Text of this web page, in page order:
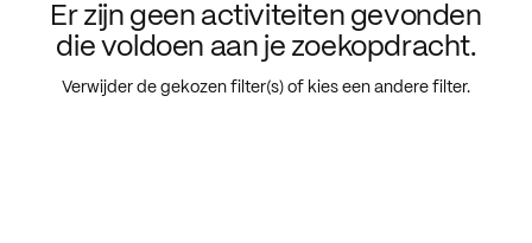
Er zijn geen activiteiten gevonden
die voldoen aan je zoekopdracht.
Verwijder de gekozen filter(s) of kies een andere filter.